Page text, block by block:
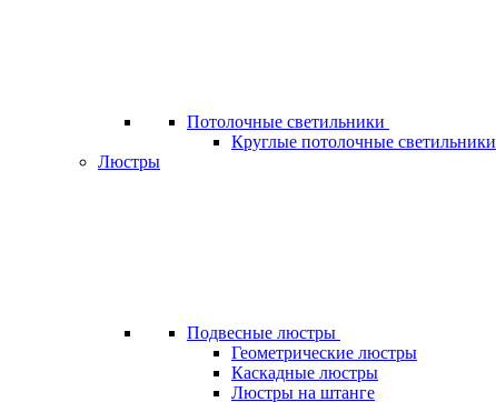
Потолочные светильники
Круглые потолочные светильники
Люстры
Подвесные люстры
Геометрические люстры
Каскадные люстры
Люстры на штанге